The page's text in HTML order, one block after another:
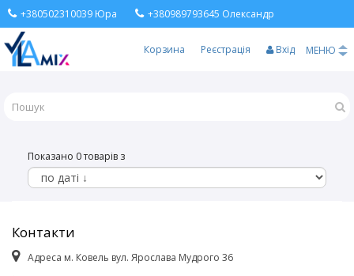
+380502310039 Юра +380989793645 Олександр
Корзина Реєстрація Вхід МЕНЮ
Показано 0 товарів з
Контакти
Адреса м. Ковель вул. Ярослава Мудрого 36